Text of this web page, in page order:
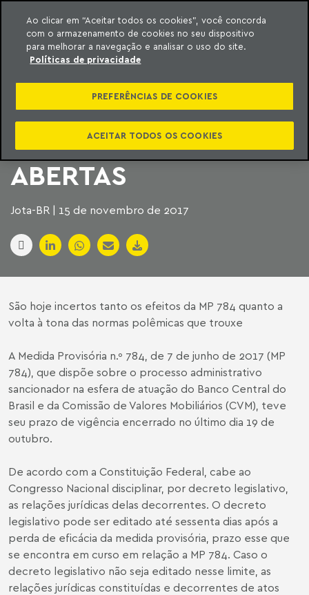
o conteúdo
Machado Meyer
OS DESAFIOS DOS
ADMINISTRADORES
DE COMPANHIAS
ABERTAS
Jota-BR | 15 de novembro de 2017
São hoje incertos tanto os efeitos da MP 784 quanto a
volta à tona das normas polêmicas que trouxe
A Medida Provisória n.º 784, de 7 de junho de 2017 (MP
784), que dispõe sobre o processo administrativo
sancionador na esfera de atuação do Banco Central do
Brasil e da Comissão de Valores Mobiliários (CVM), teve
seu prazo de vigência encerrado no último dia 19 de
outubro.
De acordo com a Constituição Federal, cabe ao
Congresso Nacional disciplinar, por decreto legislativo,
as relações jurídicas delas decorrentes. O decreto
legislativo pode ser editado até sessenta dias após a
perda de eficácia da medida provisória, prazo esse que
se encontra em curso em relação a MP 784. Caso o
decreto legislativo não seja editado nesse limite, as
relações jurídicas constituídas e decorrentes de atos
Ao clicar em “Aceitar todos os cookies”, você concorda
com o armazenamento de cookies no seu dispositivo
para melhorar a navegação e analisar o uso do site.
Políticas de privacidade
PREFERÊNCIAS DE COOKIES
ACEITAR TODOS OS COOKIES